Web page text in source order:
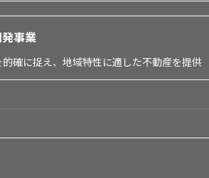
事業
確に捉え、地域特性に適した不動産を提供